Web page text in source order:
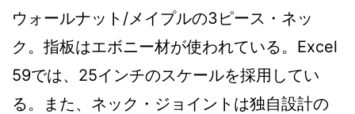
ウォールナット/メイプルの3ピース・ネッ
ク。指板はエボニー材が使われている。Excel
59では、25インチのスケールを採用してい
る。また、ネック・ジョイントは独自設計の